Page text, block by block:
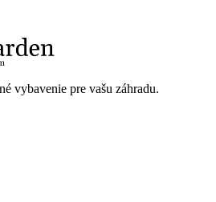
vybavenie pre vašu záhradu.